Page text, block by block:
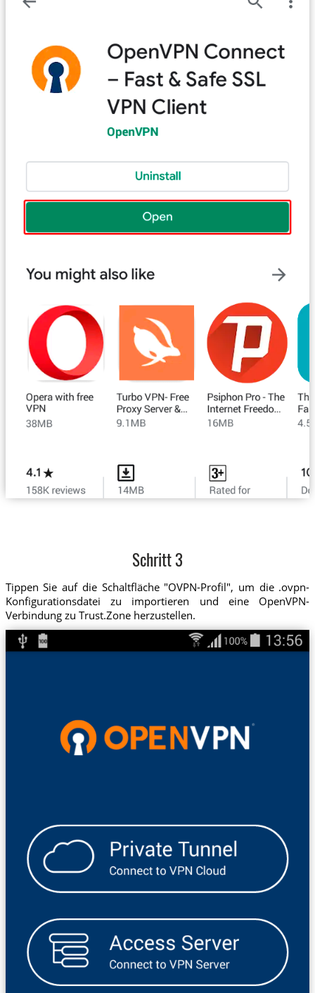
Schritt 3
Tippen Sie auf die Schaltfläche "OVPN-Profil", um die .ovpn-
Konfigurationsdatei zu importieren und eine OpenVPN-
Verbindung zu Trust.Zone herzustellen.